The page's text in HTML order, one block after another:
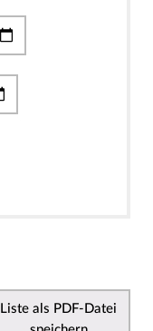
Liste als PDF-Datei